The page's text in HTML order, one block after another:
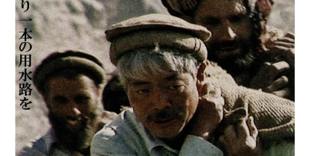
交通案内お問い合わせ 教員採用情報資料請求新着情報
よくある質問みらい募金について
当サイトについて 個人情報保護方針 サイトマップENGLISH